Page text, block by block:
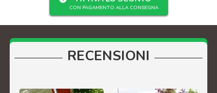
CON PAGAMENTO ALLA CONSEGNA
RECENSIONI